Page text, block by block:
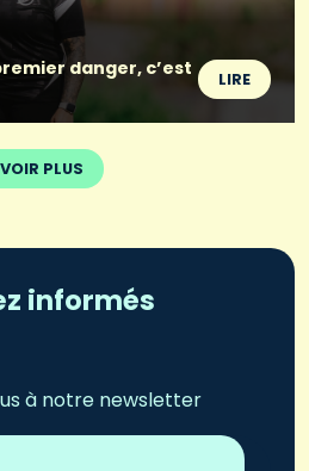
danger, c’est
LIRE
VOIR PLUS
informés
à notre newsletter